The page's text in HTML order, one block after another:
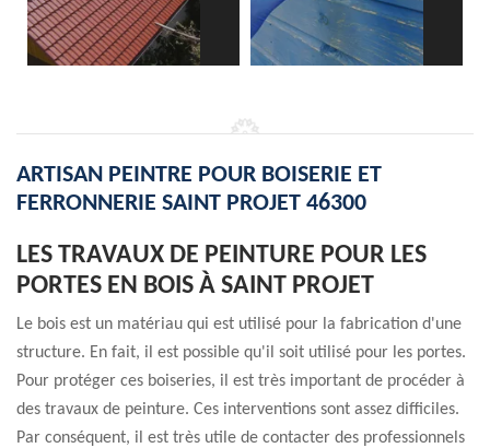
ARTISAN PEINTRE POUR BOISERIE ET
FERRONNERIE SAINT PROJET 46300
LES TRAVAUX DE PEINTURE POUR LES
PORTES EN BOIS À SAINT PROJET
Le bois est un matériau qui est utilisé pour la fabrication d'une
structure. En fait, il est possible qu'il soit utilisé pour les portes.
Pour protéger ces boiseries, il est très important de procéder à
des travaux de peinture. Ces interventions sont assez difficiles.
Par conséquent, il est très utile de contacter des professionnels